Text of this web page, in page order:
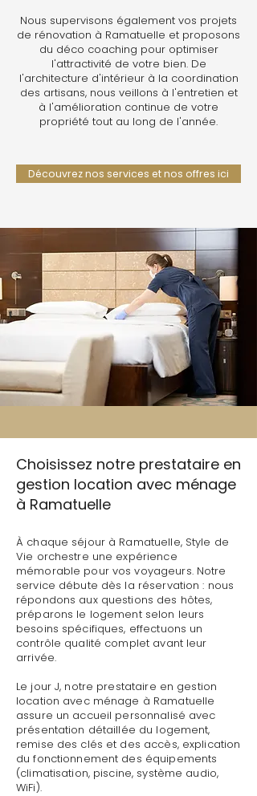
Nous supervisons également vos projets
de rénovation à Ramatuelle et proposons
du déco coaching pour optimiser
l'attractivité de votre bien. De
l'architecture d'intérieur à la coordination
des artisans, nous veillons à l'entretien et
à l'amélioration continue de votre
propriété tout au long de l'année.
Découvrez nos services et nos offres ici
Choisissez notre prestataire en
gestion location avec ménage
à Ramatuelle
À chaque séjour à Ramatuelle, Style de
Vie orchestre une expérience
mémorable pour vos voyageurs. Notre
service débute dès la réservation : nous
répondons aux questions des hôtes,
préparons le logement selon leurs
besoins spécifiques, effectuons un
contrôle qualité complet avant leur
arrivée.
Le jour J, notre prestataire en gestion
location avec ménage à Ramatuelle
assure un accueil personnalisé avec
présentation détaillée du logement,
remise des clés et des accès, explication
du fonctionnement des équipements
(climatisation, piscine, système audio,
WiFi).